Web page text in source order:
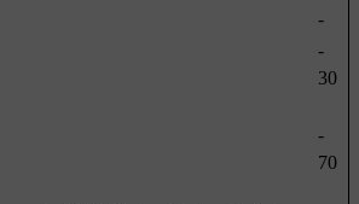
-
-
30
-
70